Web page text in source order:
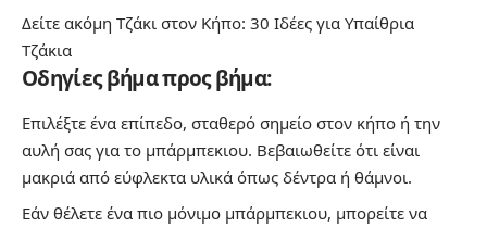
Δείτε ακόμη Τζάκι στον Κήπο: 30 Ιδέες για Υπαίθρια
Τζάκια
Οδηγίες βήμα προς βήμα:
Επιλέξτε ένα επίπεδο, σταθερό σημείο στον κήπο ή την
αυλή σας για το μπάρμπεκιου. Βεβαιωθείτε ότι είναι
μακριά από εύφλεκτα υλικά όπως δέντρα ή θάμνοι.
Εάν θέλετε ένα πιο μόνιμο μπάρμπεκιου, μπορείτε να